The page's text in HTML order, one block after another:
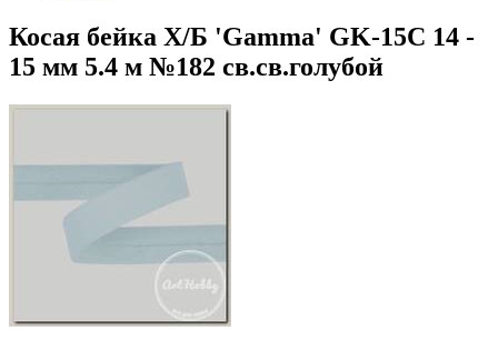
Косая бейка Х/Б 'Gamma' GK-15C 14 -
15 мм 5.4 м №182 св.св.голубой